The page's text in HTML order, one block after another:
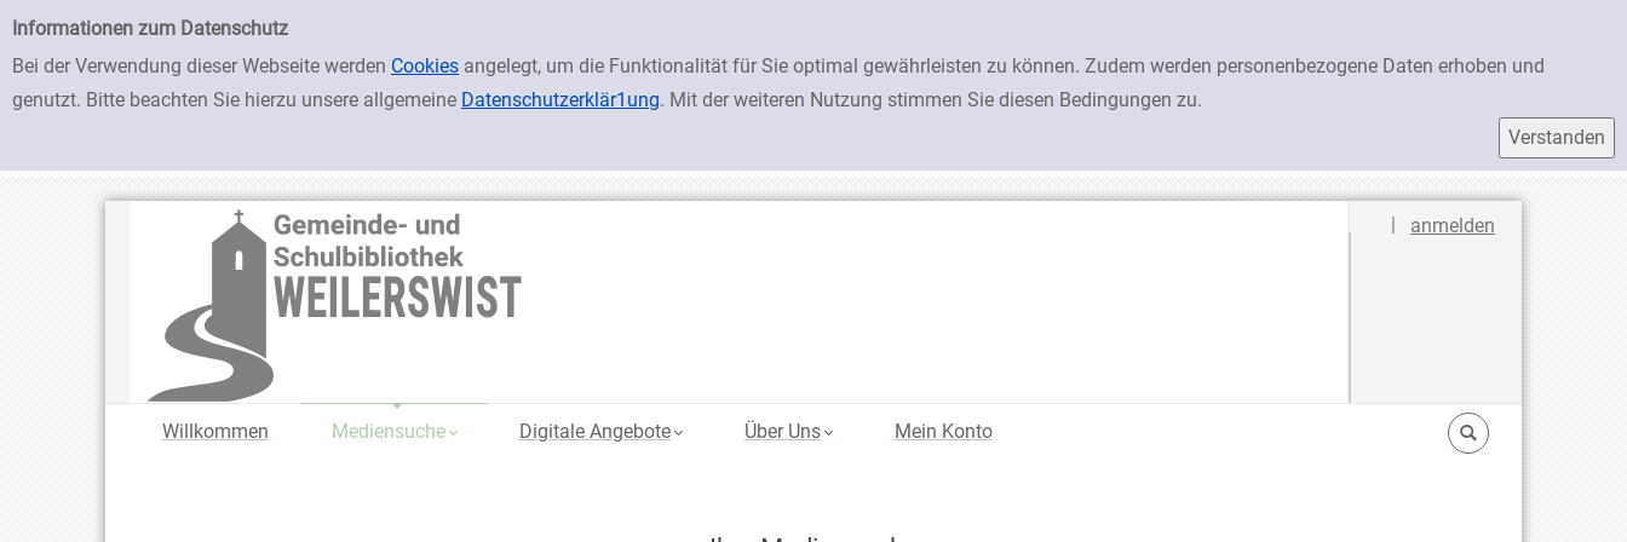
Einfache Suche
Informationen zum Datenschutz
Bei der Verwendung dieser Webseite werden Cookies angelegt, um die Funktionalität für Sie optimal gewährleisten zu können. Zudem werden personenbezogene Daten erhoben und
genutzt. Bitte beachten Sie hierzu unsere allgemeine Datenschutzerklär1ung. Mit der weiteren Nutzung stimmen Sie diesen Bedingungen zu.
zur Navigation springen
zum Inhalt springen
Zur Detailanzeige springen
Sprache auswählen
| anmelden
Willkommen Mediensuche Digitale Angebote Über Uns Mein Konto